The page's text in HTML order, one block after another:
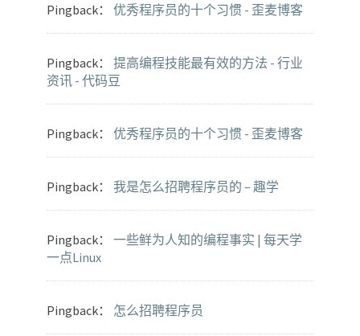
Pingback： 优秀程序员的十个习惯 - 歪麦博客
Pingback： 提高编程技能最有效的方法 - 行业
资讯 - 代码豆
Pingback： 优秀程序员的十个习惯 - 歪麦博客
Pingback： 我是怎么招聘程序员的 – 趣学
Pingback： 一些鲜为人知的编程事实 | 每天学
一点Linux
Pingback： 怎么招聘程序员